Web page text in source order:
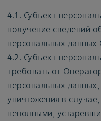
4.1. Субъект
получение сведений
персональных данных
4.2. Субъект
требовать от
персональных
уничтожения в
неполными,